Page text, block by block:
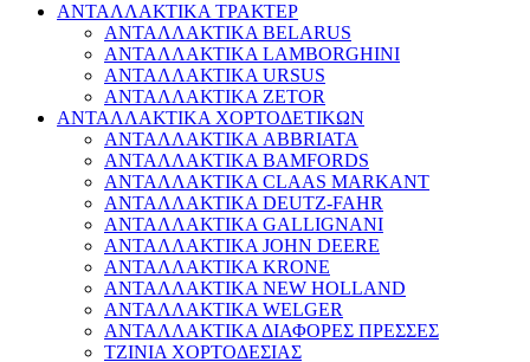
ΑΝΤΑΛΛΑΚΤΙΚΑ ΤΡΑΚΤΕΡ
ΑΝΤΑΛΛΑΚΤΙΚΑ BELARUS
ΑΝΤΑΛΛΑΚΤΙΚΑ LAMBORGHINI
ΑΝΤΑΛΛΑΚΤΙΚΑ URSUS
ΑΝΤΑΛΛΑΚΤΙΚΑ ZETOR
ΑΝΤΑΛΛΑΚΤΙΚΑ ΧΟΡΤΟΔΕΤΙΚΩΝ
ΑΝΤΑΛΛΑΚΤΙΚΑ ABBRIATA
ΑΝΤΑΛΛΑΚΤΙΚΑ BAMFORDS
ΑΝΤΑΛΛΑΚΤΙΚΑ CLAAS MARKANT
ΑΝΤΑΛΛΑΚΤΙΚΑ DEUTZ-FAHR
ΑΝΤΑΛΛΑΚΤΙΚΑ GALLIGNANI
ΑΝΤΑΛΛΑΚΤΙΚΑ JOHN DEERE
ΑΝΤΑΛΛΑΚΤΙΚΑ KRONE
ΑΝΤΑΛΛΑΚΤΙΚΑ NEW HOLLAND
ΑΝΤΑΛΛΑΚΤΙΚΑ WELGER
ΑΝΤΑΛΛΑΚΤΙΚΑ ΔΙΑΦΟΡΕΣ ΠΡΕΣΣΕΣ
ΤΖΙΝΙΑ ΧΟΡΤΟΔΕΣΙΑΣ